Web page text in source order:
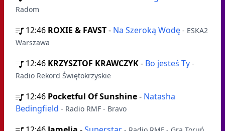
Radom
12:46 ROXIE & FAVST- Na Szeroką Wodę - ESKA2
Warszawa
12:46 KRZYSZTOF KRAWCZYK- Bo jesteś Ty -
Radio Rekord Świętokrzyskie
12:46 Pocketful Of Sunshine- Natasha
Bedingfield - Radio RMF - Bravo